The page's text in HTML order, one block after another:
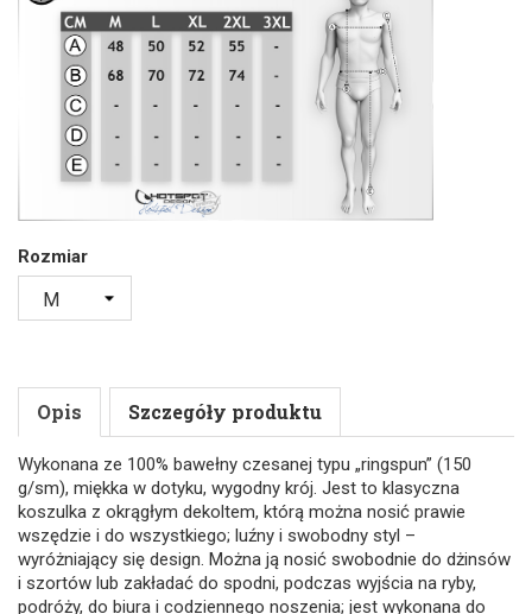
Rozmiar
Opis Szczegóły produktu
Wykonana ze 100% bawełny czesanej typu „ringspun” (150
g/sm), miękka w dotyku, wygodny krój. Jest to klasyczna
koszulka z okrągłym dekoltem, którą można nosić prawie
wszędzie i do wszystkiego; luźny i swobodny styl –
wyróżniający się design. Można ją nosić swobodnie do dżinsów
i szortów lub zakładać do spodni, podczas wyjścia na ryby,
podróży, do biura i codziennego noszenia; jest wykonana do